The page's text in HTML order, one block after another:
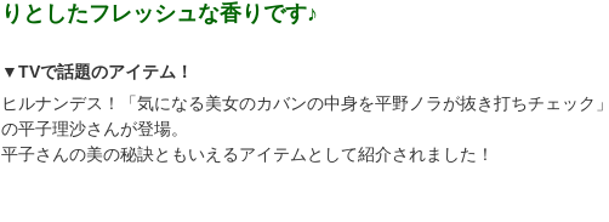
りとしたフレッシュな香りです♪
▼TVで話題のアイテム！
ヒルナンデス！「気になる美女のカバンの中身を平野ノラが抜き打ちチェック
の平子理沙さんが登場。
平子さんの美の秘訣ともいえるアイテムとして紹介されました！